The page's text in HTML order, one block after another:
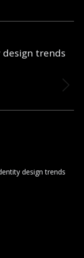
trends
design trends